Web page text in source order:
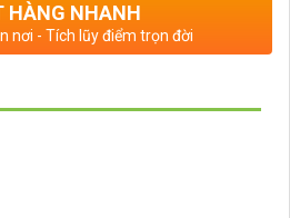
HÀNG NHANH
nơi - Tích lũy điểm trọn đời